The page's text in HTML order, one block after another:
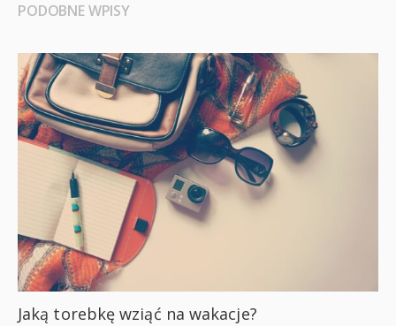
PODOBNE WPISY
Jaką torebkę wziąć na wakacje?